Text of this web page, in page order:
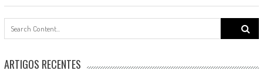
Search
for:
ARTIGOS RECENTES